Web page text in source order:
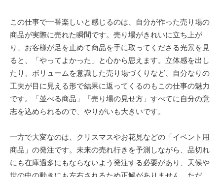
この仕事で一番楽しいと感じるのは、自分が作った売り場の
商品が実際に売れた瞬間です。売り場がきれいに立ち上が
り、お客様が足を止めて商品を手に取ってくださる光景を見
ると、「やってよかった」と心から思えます。立体感を出し
たり、ボリュームを意識した売り場づくりなど、自分なりの
工夫が目に見える形で結果に返ってくるのもこの仕事の魅力
です。「並べる商品」「売り場の見せ方」すべてに自分の意
志を込められるので、やりがいも大きいです。
一方で大変なのは、クリスマスやお花見などの「イベント用
商品」の発注です。未来の売れ行きを予測しながら、品切れ
にも在庫過多にもならないよう発注する必要があり、天候や
世の中の動きにも左右されるため正解がありません。ただ、